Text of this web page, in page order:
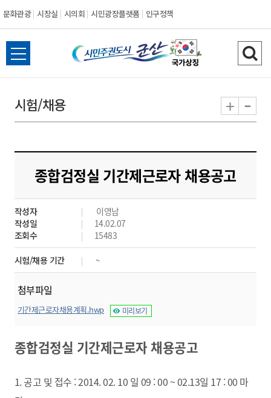
문화관광 시장실 시의회 시민광장플랫폼 인구정책
시
민
도
시
군
산
전
체
뉴
열
검
색
기
시험/채용 + -
종합검정실 기간제근로자 채용공고
작성자
이영남
작성일
14.02.07
조회수
15483
시험/채용 기간 ~
첨부파일
기간제근로자채용계획.hwp 미리보기
종합검정실 기간제근로자 채용공고
1. 공고 및 접수 : 2014. 02. 10 일 09 : 00 ~ 02.13일 17 : 00 마